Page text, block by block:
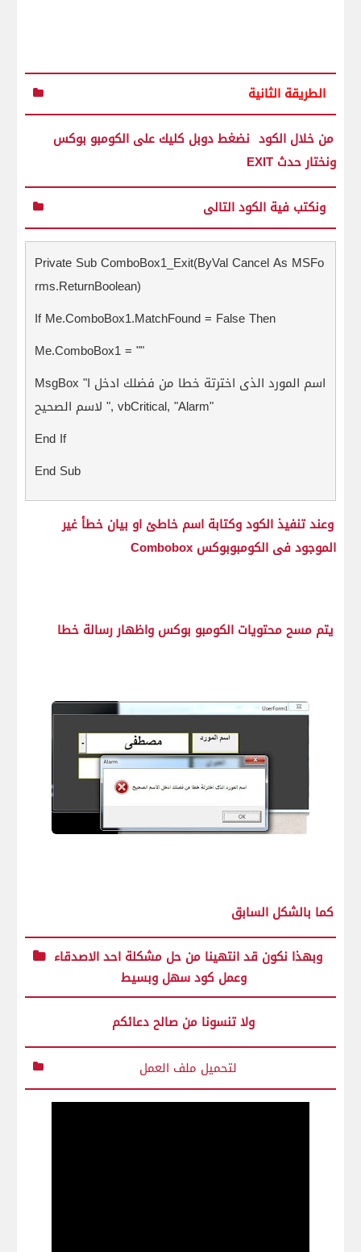
الطريقة الثانية
من خلال الكود نضغط دوبل كليك على الكومبو بوكس
ونختار حدث EXIT
ونكتب فية الكود التالى
Private Sub ComboBox1_Exit(ByVal Cancel As MSFo
rms.ReturnBoolean)
If Me.ComboBox1.MatchFound = False Then
Me.ComboBox1 = ""
MsgBox "اسم المورد الذى اخترتة خطا من فضلك ادخل ا
لاسم الصحيح ", vbCritical, "Alarm"
End If
End Sub
وعند تنفيذ الكود وكتابة اسم خاطئ او بيان خطأ غير
الموجود فى الكومبوبوكس Combobox
يتم مسح محتويات الكومبو بوكس واظهار رسالة خطا
كما بالشكل السابق
وبهذا نكون قد انتهينا من حل مشكلة احد الاصدقاء
وعمل كود سهل وبسيط
ولا تنسونا من صالح دعائكم
لتحميل ملف العمل